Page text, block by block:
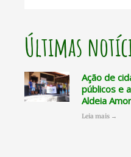
Últimas
Ação de
públicos e
Aldeia
Leia mais →